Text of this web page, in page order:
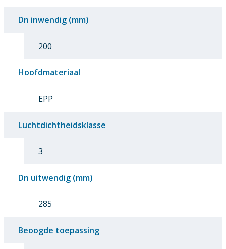
Dn inwendig (mm)
200
Hoofdmateriaal
EPP
Luchtdichtheidsklasse
3
Dn uitwendig (mm)
285
Beoogde toepassing